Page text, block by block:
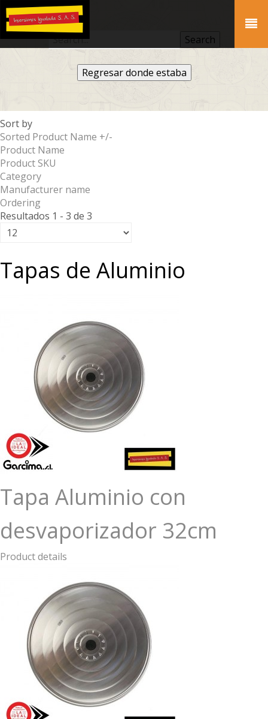
Regresar donde estaba
Sort by
Sorted Product Name +/-
Product Name
Product SKU
Category
Manufacturer name
Ordering
Resultados 1 - 3 de 3
Tapas de Aluminio
Tapa Aluminio con
desvaporizador 32cm
Product details